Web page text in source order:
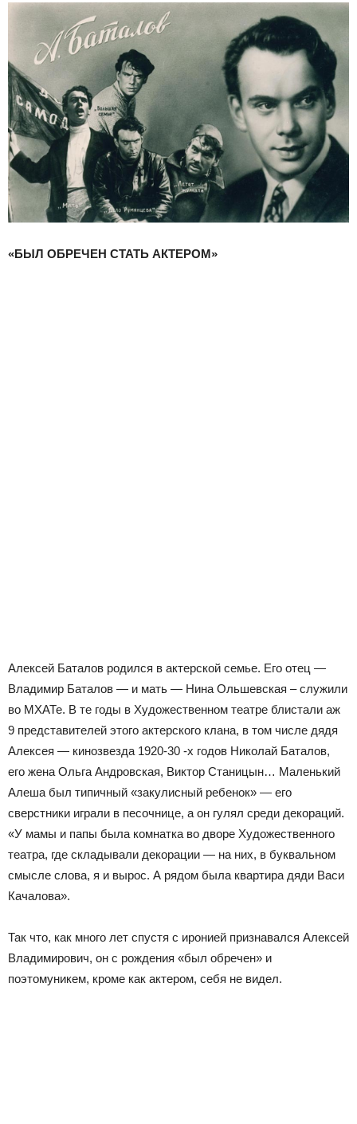
«БЫЛ ОБРЕЧЕН СТАТЬ АКТЕРОМ»
Алексей Баталов родился в актерской семье. Его отец —
Владимир Баталов — и мать — Нина Ольшевская – служили
во МХАТе. В те годы в Художественном театре блистали аж
9 представителей этого актерского клана, в том числе дядя
Алексея — кинозвезда 1920-30 -х годов Николай Баталов,
его жена Ольга Андровская, Виктор Станицын… Маленький
Алеша был типичный «закулисный ребенок» — его
сверстники играли в песочнице, а он гулял среди декораций.
«У мамы и папы была комнатка во дворе Художественного
театра, где складывали декорации — на них, в буквальном
смысле слова, я и вырос. А рядом была квартира дяди Васи
Качалова».
Так что, как много лет спустя с иронией признавался Алексей
Владимирович, он с рождения «был обречен» и
поэтомуникем, кроме как актером, себя не видел.